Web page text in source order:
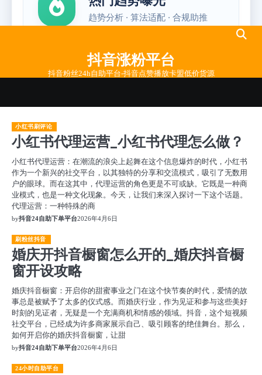
抖音涨粉平台
抖音粉丝24h自助平台-抖音点赞播放卡盟低价货源
小红书刷评论
小红书代理运营_小红书代理怎么做？
小红书代理运营：在潮流的浪尖上起舞在这个信息爆炸的时代，小红书
作为一个新兴的社交平台，以其独特的分享和交流模式，吸引了无数用
户的眼球。而在这其中，代理运营的角色更是不可或缺。它既是一种商
业模式，也是一种文化现象。今天，让我们来深入探讨一下这个话题。
代理运营：一种特殊的商
by抖音24自助下单平台2026年4月6日
刷粉丝抖音
婚庆开抖音橱窗怎么开的_婚庆抖音橱
窗开设攻略
婚庆抖音橱窗：开启你的甜蜜事业之门在这个快节奏的时代，爱情的故
事总是被赋予了太多的仪式感。而婚庆行业，作为见证和参与这些美好
时刻的见证者，无疑是一个充满商机和情感的领域。抖音，这个短视频
社交平台，已经成为许多商家展示自己、吸引顾客的绝佳舞台。那么，
如何开启你的婚庆抖音橱窗，让甜
by抖音24自助下单平台2026年4月6日
24小时自助平台